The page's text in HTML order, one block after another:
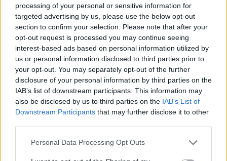
processing of your personal or sensitive information for
targeted advertising by us, please use the below opt-out
section to confirm your selection. Please note that after your
opt-out request is processed you may continue seeing
interest-based ads based on personal information utilized by
us or personal information disclosed to third parties prior to
your opt-out. You may separately opt-out of the further
disclosure of your personal information by third parties on the
IAB’s list of downstream participants. This information may
also be disclosed by us to third parties on the IAB’s List of
Downstream Participants that may further disclose it to other
Personal Data Processing Opt Outs
nebepiktnaudžiauti. Nes yra kitų gerų žemės
gėrybių, kurios laukia nesulaukia savo šlovės
akimirkos. Kad ir lapiniai kopūstai, kurie
Europos sostinėse taip išvešėjo, kad juos
lauk veja taip pat aistringai, kaip ir burokus, o
tai reiškia, jog netrukus išpopuliarės ir pas
mus.
begliuteniška.Išskyrus žmones, kurie tikrai